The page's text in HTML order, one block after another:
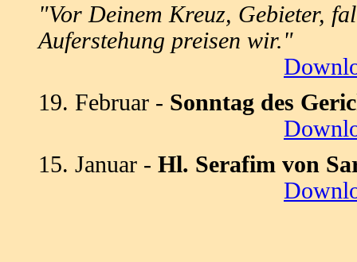
"Vor Deinem Kreuz, Gebieter,
Auferstehung preisen wir."
19. Februar - Sonntag des
15. Januar - Hl. Serafim von